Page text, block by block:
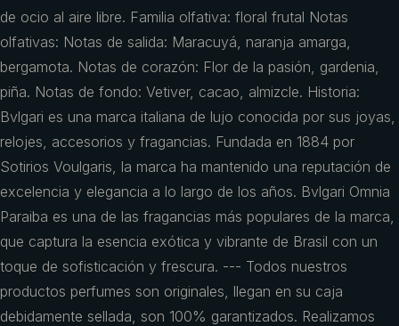
de ocio al aire libre. Familia olfativa: floral frutal Notas
olfativas: Notas de salida: Maracuyá, naranja amarga,
bergamota. Notas de corazón: Flor de la pasión, gardenia,
piña. Notas de fondo: Vetiver, cacao, almizcle. Historia:
Bvlgari es una marca italiana de lujo conocida por sus joyas,
relojes, accesorios y fragancias. Fundada en 1884 por
Sotirios Voulgaris, la marca ha mantenido una reputación de
excelencia y elegancia a lo largo de los años. Bvlgari Omnia
Paraiba es una de las fragancias más populares de la marca,
que captura la esencia exótica y vibrante de Brasil con un
toque de sofisticación y frescura. --- Todos nuestros
productos perfumes son originales, llegan en su caja
debidamente sellada, son 100% garantizados. Realizamos